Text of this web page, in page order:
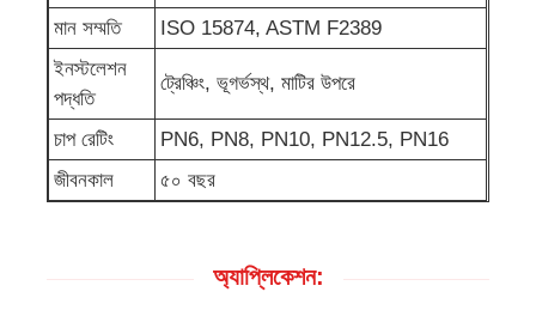
মান সম্মতি
ISO 15874, ASTM F2389
ইনস্টলেশন
পদ্ধতি
ট্রেঞ্চিং, ভূগর্ভস্থ, মাটির উপরে
চাপ রেটিং
PN6, PN8, PN10, PN12.5, PN16
জীবনকাল
৫০ বছর
অ্যাপ্লিকেশন: